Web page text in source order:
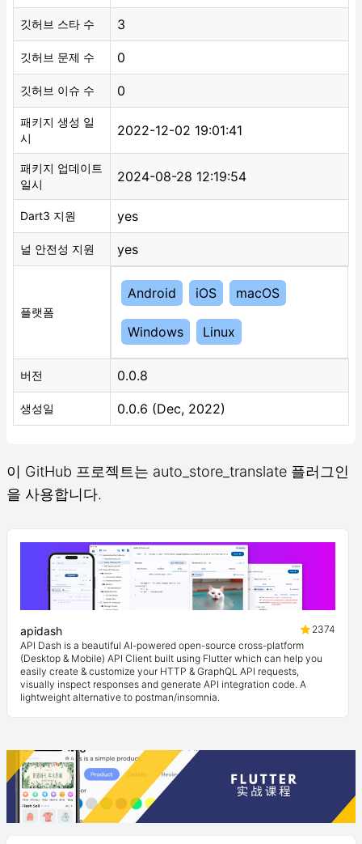
깃허브 스타 수 3
깃허브 문제 수 0
깃허브 이슈 수 0
패키지 생성 일
시
2022-12-02 19:01:41
패키지 업데이트
일시
2024-08-28 12:19:54
Dart3 지원 yes
널 안전성 지원 yes
플랫폼
Android iOS macOS
Windows Linux
버전 0.0.8
생성일 0.0.6 (Dec, 2022)
이 GitHub 프로젝트는 auto_store_translate 플러그인
을 사용합니다.
apidash
2374
API Dash is a beautiful AI-powered open-source cross-platform
(Desktop & Mobile) API Client built using Flutter which can help you
easily create & customize your HTTP & GraphQL API requests,
visually inspect responses and generate API integration code. A
lightweight alternative to postman/insomnia.